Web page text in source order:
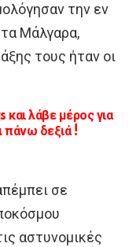
την εν
Μάλγαρα,
τους ήταν οι
λάβε μέρος για
πάνω δεξιά !
σε
αστυνομικές